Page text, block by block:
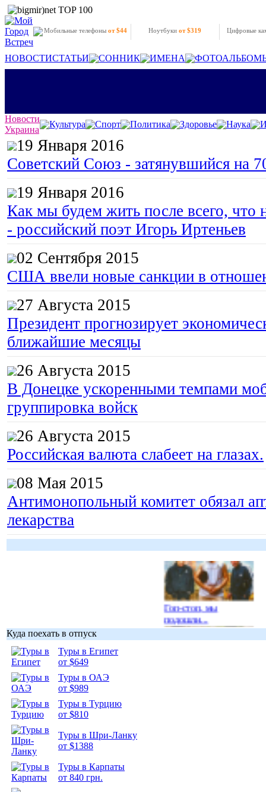
Мобильные телефоны от $44 Ноутбукиот $319 Цифровые
НОВОСТИСТАТЬИ СОННИК ИМЕНА
Новости
Украина
Культура Спорт Политика Здоровье Наука
19 Января 2016
Советский Союз - затянувшийся на
19 Января 2016
Как мы будем жить после всего, что
- российский поэт Игорь Иртеньев
02 Сентября 2015
США ввели новые санкции в
27 Августа 2015
Президент прогнозирует
ближайшие месяцы
26 Августа 2015
В Донецке ускоренными темпами
группировка войск
26 Августа 2015
Российская валюта слабеет на глазах.
08 Мая 2015
Антимонопольный комитет обязал
лекарства
Гоп-стоп, мы
подошли...
Куда поехать в отпуск
Туры в Египет
от $649
Туры в ОАЭ
от $989
Туры в Турцию
от $810
Туры в Шри-Ланку
от $1388
Туры в Карпаты
от 840 грн.